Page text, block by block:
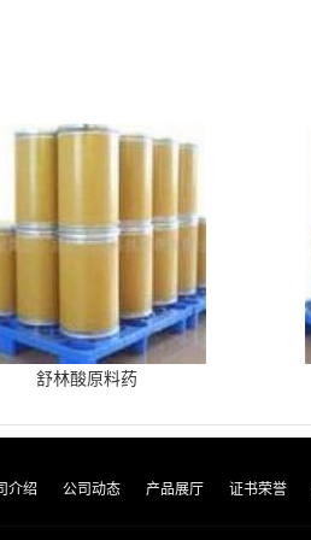
舒林酸原料药
介绍 公司动态 产品展厅 证书荣誉